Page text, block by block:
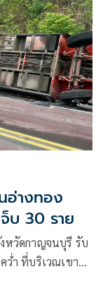
อ่างทอง
บ 30 ราย
ว่ำ ที่บริเวณเขา